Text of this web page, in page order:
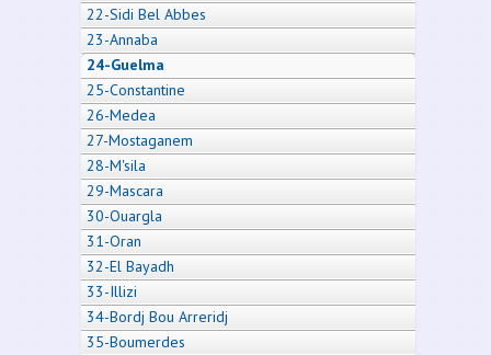
22-Sidi Bel Abbes
23-Annaba
24-Guelma
25-Constantine
26-Medea
27-Mostaganem
28-M'sila
29-Mascara
30-Ouargla
31-Oran
32-El Bayadh
33-Illizi
34-Bordj Bou Arreridj
35-Boumerdes